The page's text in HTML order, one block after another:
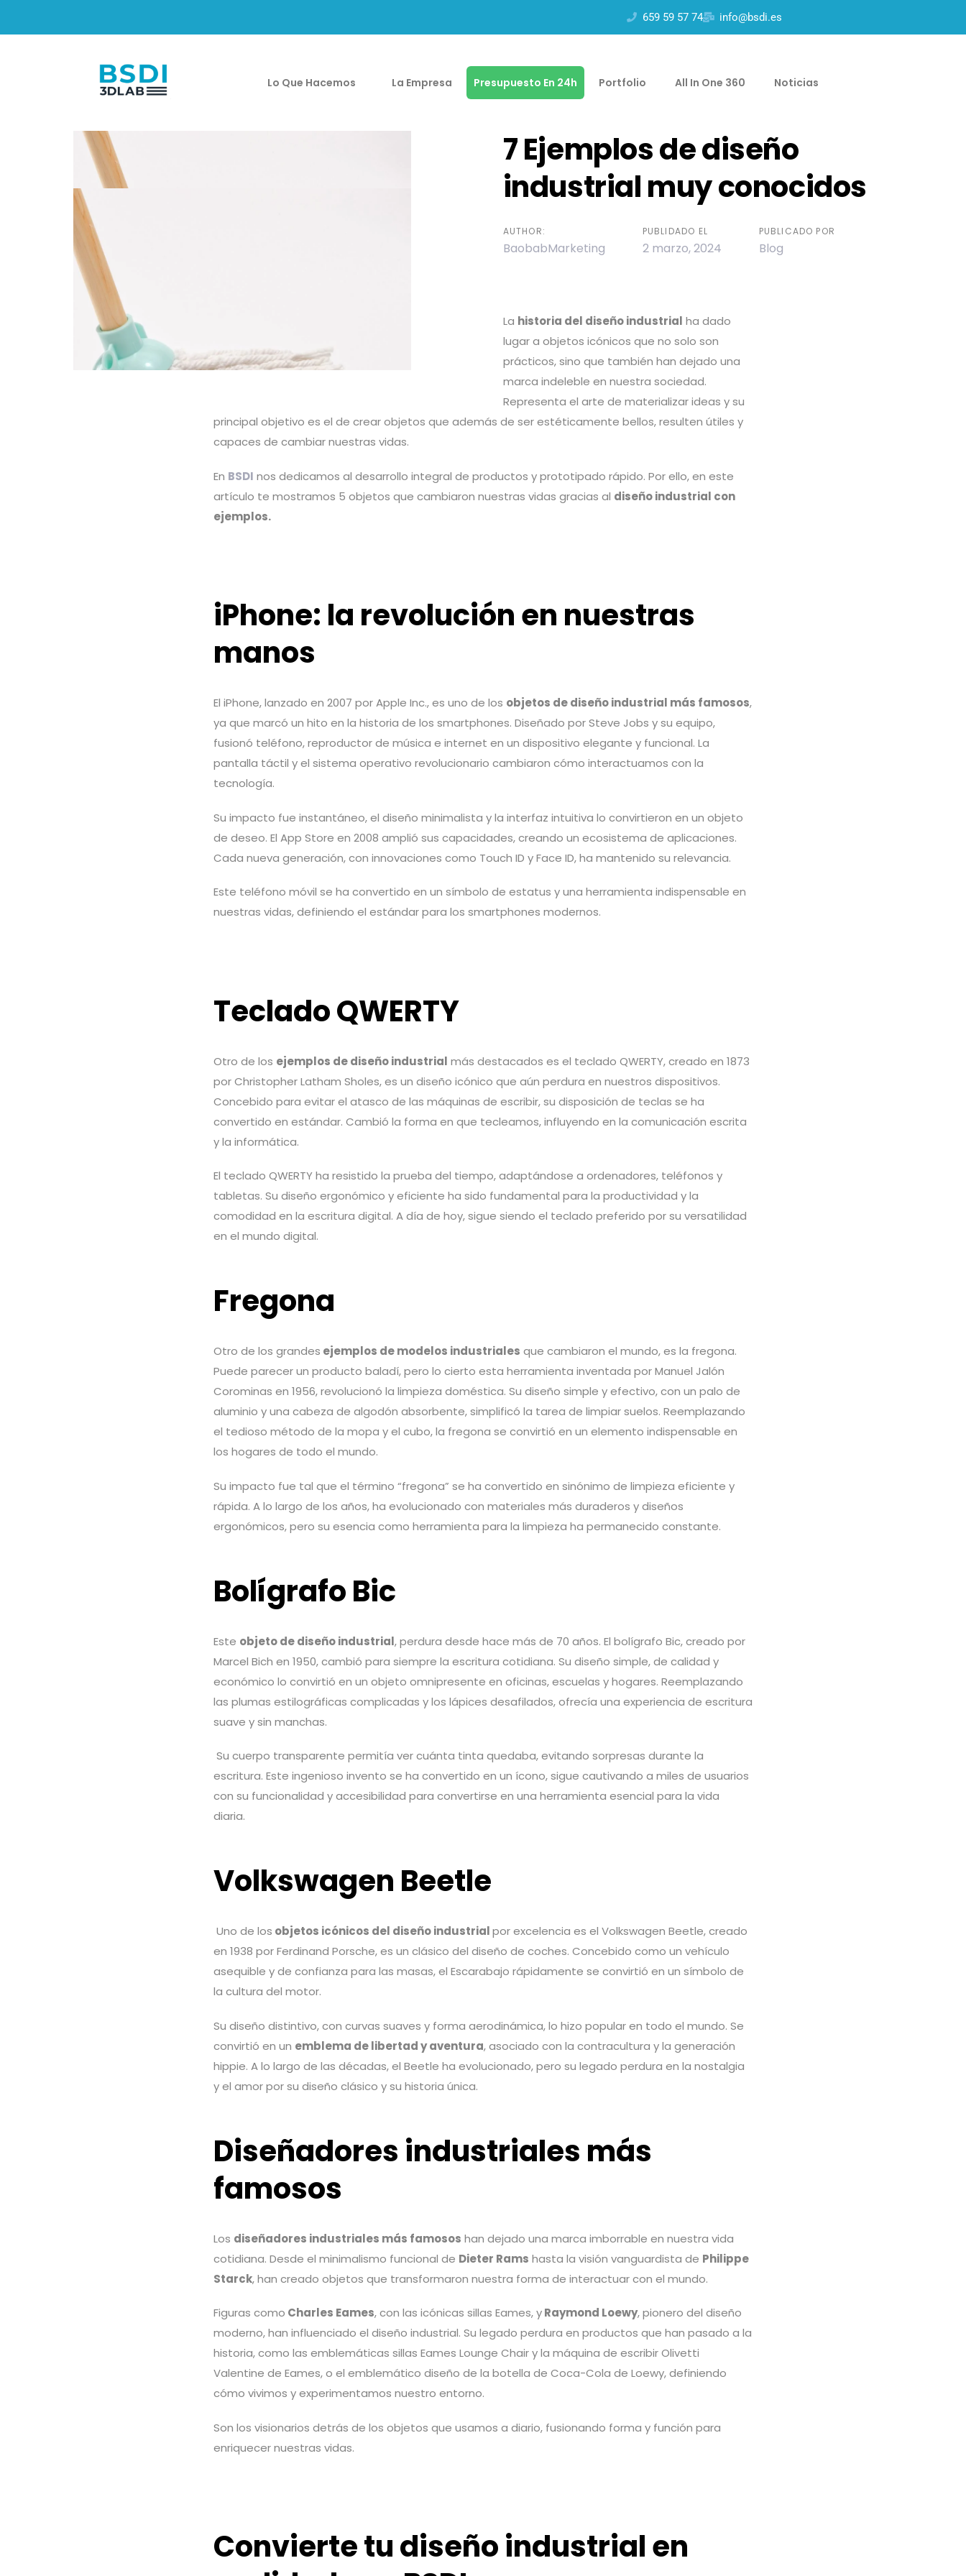
659 59 57 74 info@bsdi.es
Lo Que Hacemos La Empresa Presupuesto En 24h Portfolio All In One 360 Noticias
7 Ejemplos de diseño
industrial muy conocidos
AUTHOR:
BaobabMarketing
PUBLIDADO EL
2 marzo, 2024
PUBLICADO POR
Blog
La historia del diseño industrial ha dado
lugar a objetos icónicos que no solo son
prácticos, sino que también han dejado una
marca indeleble en nuestra sociedad.
Representa el arte de materializar ideas y su
principal objetivo es el de crear objetos que además de ser estéticamente bellos, resulten útiles y
capaces de cambiar nuestras vidas.
En BSDI nos dedicamos al desarrollo integral de productos y prototipado rápido. Por ello, en este
artículo te mostramos 5 objetos que cambiaron nuestras vidas gracias al diseño industrial con
ejemplos.
iPhone: la revolución en nuestras
manos
El iPhone, lanzado en 2007 por Apple Inc., es uno de los objetos de diseño industrial más famosos,
ya que marcó un hito en la historia de los smartphones. Diseñado por Steve Jobs y su equipo,
fusionó teléfono, reproductor de música e internet en un dispositivo elegante y funcional. La
pantalla táctil y el sistema operativo revolucionario cambiaron cómo interactuamos con la
tecnología.
Su impacto fue instantáneo, el diseño minimalista y la interfaz intuitiva lo convirtieron en un objeto
de deseo. El App Store en 2008 amplió sus capacidades, creando un ecosistema de aplicaciones.
Cada nueva generación, con innovaciones como Touch ID y Face ID, ha mantenido su relevancia.
Este teléfono móvil se ha convertido en un símbolo de estatus y una herramienta indispensable en
nuestras vidas, definiendo el estándar para los smartphones modernos.
Teclado QWERTY
Otro de los ejemplos de diseño industrial más destacados es el teclado QWERTY, creado en 1873
por Christopher Latham Sholes, es un diseño icónico que aún perdura en nuestros dispositivos.
Concebido para evitar el atasco de las máquinas de escribir, su disposición de teclas se ha
convertido en estándar. Cambió la forma en que tecleamos, influyendo en la comunicación escrita
y la informática.
El teclado QWERTY ha resistido la prueba del tiempo, adaptándose a ordenadores, teléfonos y
tabletas. Su diseño ergonómico y eficiente ha sido fundamental para la productividad y la
comodidad en la escritura digital. A día de hoy, sigue siendo el teclado preferido por su versatilidad
en el mundo digital.
Fregona
Otro de los grandes ejemplos de modelos industriales que cambiaron el mundo, es la fregona.
Puede parecer un producto baladí, pero lo cierto esta herramienta inventada por Manuel Jalón
Corominas en 1956, revolucionó la limpieza doméstica. Su diseño simple y efectivo, con un palo de
aluminio y una cabeza de algodón absorbente, simplificó la tarea de limpiar suelos. Reemplazando
el tedioso método de la mopa y el cubo, la fregona se convirtió en un elemento indispensable en
los hogares de todo el mundo.
Su impacto fue tal que el término “fregona” se ha convertido en sinónimo de limpieza eficiente y
rápida. A lo largo de los años, ha evolucionado con materiales más duraderos y diseños
ergonómicos, pero su esencia como herramienta para la limpieza ha permanecido constante.
Bolígrafo Bic
Este objeto de diseño industrial, perdura desde hace más de 70 años. El bolígrafo Bic, creado por
Marcel Bich en 1950, cambió para siempre la escritura cotidiana. Su diseño simple, de calidad y
económico lo convirtió en un objeto omnipresente en oficinas, escuelas y hogares. Reemplazando
las plumas estilográficas complicadas y los lápices desafilados, ofrecía una experiencia de escritura
suave y sin manchas.
Su cuerpo transparente permitía ver cuánta tinta quedaba, evitando sorpresas durante la
escritura. Este ingenioso invento se ha convertido en un ícono, sigue cautivando a miles de usuarios
con su funcionalidad y accesibilidad para convertirse en una herramienta esencial para la vida
diaria.
Volkswagen Beetle
Uno de los objetos icónicos del diseño industrialpor excelencia es el Volkswagen Beetle, creado
en 1938 por Ferdinand Porsche, es un clásico del diseño de coches. Concebido como un vehículo
asequible y de confianza para las masas, el Escarabajo rápidamente se convirtió en un símbolo de
la cultura del motor.
Su diseño distintivo, con curvas suaves y forma aerodinámica, lo hizo popular en todo el mundo. Se
convirtió en un emblema de libertad y aventura, asociado con la contracultura y la generación
hippie. A lo largo de las décadas, el Beetle ha evolucionado, pero su legado perdura en la nostalgia
y el amor por su diseño clásico y su historia única.
Diseñadores industriales más
famosos
Los diseñadores industriales más famosos han dejado una marca imborrable en nuestra vida
cotidiana. Desde el minimalismo funcional de Dieter Rams hasta la visión vanguardista de Philippe
Starck, han creado objetos que transformaron nuestra forma de interactuar con el mundo.
Figuras como Charles Eames, con las icónicas sillas Eames, yRaymond Loewy, pionero del diseño
moderno, han influenciado el diseño industrial. Su legado perdura en productos que han pasado a la
historia, como las emblemáticas sillas Eames Lounge Chair y la máquina de escribir Olivetti
Valentine de Eames, o el emblemático diseño de la botella de Coca-Cola de Loewy, definiendo
cómo vivimos y experimentamos nuestro entorno.
Son los visionarios detrás de los objetos que usamos a diario, fusionando forma y función para
enriquecer nuestras vidas.
Convierte tu diseño industrial en